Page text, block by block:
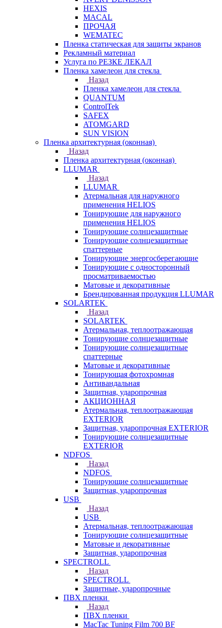
HEXIS
MACAL
ПРОЧАЯ
WEMATEC
Пленка статическая для защиты экранов
Рекламный материал
Услуга по РЕЗКЕ ЛЕКАЛ
Пленка хамелеон для стекла
Назад
Пленка хамелеон для стекла
QUANTUM
ControlTek
SAFEX
ATOMGARD
SUN VISION
Пленка архитектурная (оконная)
Назад
Пленка архитектурная (оконная)
LLUMAR
Назад
LLUMAR
Атермальная для наружного
применения HELIOS
Тонирующие для наружного
применения HELIOS
Тонирующие солнцезащитные
Тонирующие солнцезащитные
спаттерные
Тонирующие энергосберегающие
Тонирующие с односторонный
просматриваемостью
Матовые и декоративные
Брендированная продукция LLUMAR
SOLARTEK
Назад
SOLARTEK
Атермальная, теплоотражающая
Тонирующие солнцезащитные
Тонирующие солнцезащитные
спаттерные
Матовые и декоративные
Тонирующая фотохромная
Антивандальная
Защитная, ударопрочная
АКЦИОННАЯ
Атермальная, теплоотражающая
EXTERIOR
Защитная, ударопрочная EXTERIOR
Тонирующие солнцезащитные
EXTERIOR
NDFOS
Назад
NDFOS
Тонирующие солнцезащитные
Защитная, ударопрочная
USB
Назад
USB
Атермальная, теплоотражающая
Тонирующие солнцезащитные
Матовые и декоративные
Защитная, ударопрочная
SPECTROLL
Назад
SPECTROLL
Защитные, ударопрочные
ПВХ пленки
Назад
ПВХ пленки
MacTac Tuning Film 700 BF